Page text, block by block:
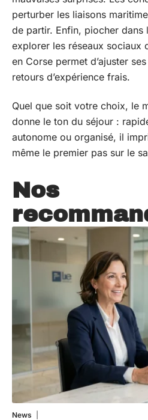
perturber les liaisons
de partir. Enfin, piocher dans
explorer les réseaux sociaux
en Corse permet d’ajuster
retours d’expérience frais.
Quel que soit votre choix, le
donne le ton du séjour :
autonome ou organisé, il
même le premier pas sur le
Nos
News